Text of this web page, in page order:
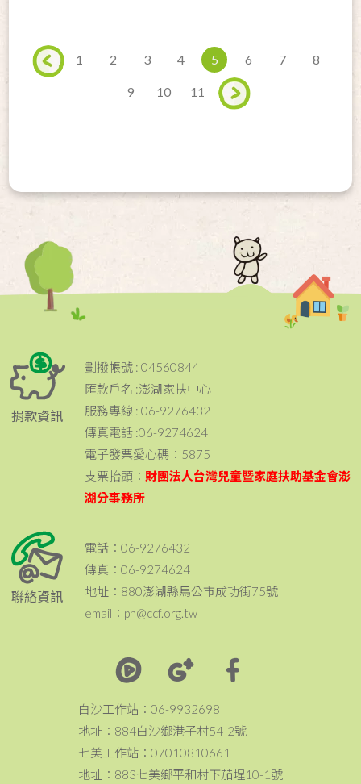
1 2 3 4 5 6 7 8
9 10 11
捐款資訊
劃撥帳號 : 04560844
匯款戶名 :澎湖家扶中心
服務專線 : 06-9276432
傳真電話 :06-9274624
電子發票愛心碼：5875
支票抬頭： 財團法人台灣兒童暨家庭扶助基金會澎
湖分事務所
聯絡資訊
電話：06-9276432
傳真：06-9274624
地址：880澎湖縣馬公市成功街75號
email：ph@ccf.org.tw
白沙工作站：06-9932698
地址：884白沙鄉港子村54-2號
七美工作站：07010810661
地址：883七美鄉平和村下茄埕10-1號